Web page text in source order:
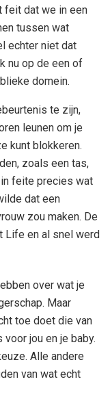
feit dat we in een
tussen wat
echter niet dat
nu op de een of
domein.
te zijn,
leunen om je
kunt blokkeren.
zoals een tas,
feite precies wat
dat een
zou maken. De
en al snel werd
over wat je
Maar
toe doet die van
jou en je baby.
Alle andere
van wat echt